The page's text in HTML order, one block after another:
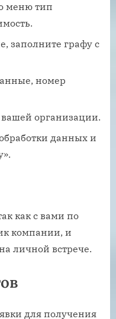
меню тип
заполните графу с
номер
организации.
данных и
как с вами по
компании, и
личной встрече.
для получения